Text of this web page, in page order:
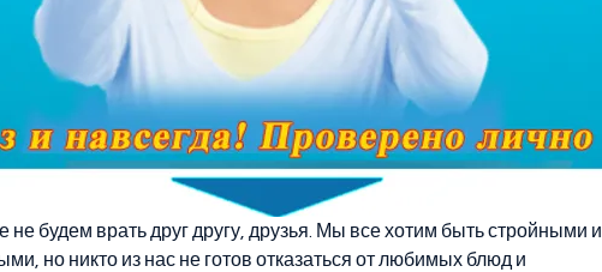
не будем врать друг другу, друзья. Мы все хотим быть стройными и
но никто из нас не готов отказаться от любимых блюд и